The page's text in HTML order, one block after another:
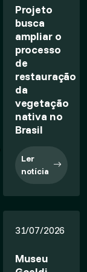
Projeto
busca
ampliar o
processo
de
restauração
da
vegetação
nativa no
Brasil
Ler
notícia
31/07/2026
Museu